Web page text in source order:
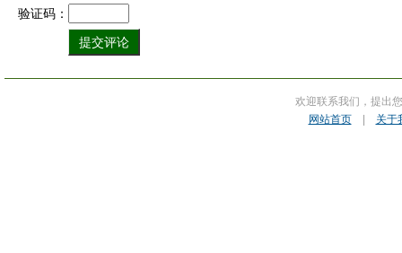
验证码：
欢迎联系我们，提出
网站首页| 关于